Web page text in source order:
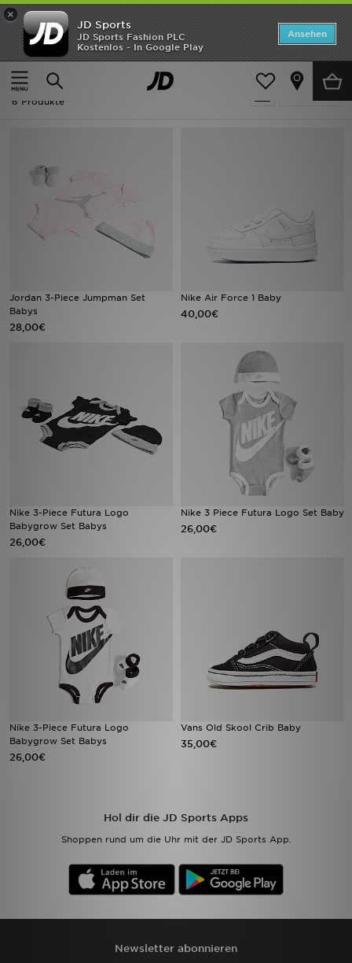
×
JD Sports
JD Sports Fashion PLC
Kostenlos - In Google Play
Ansehen
Startseite
Infant Soft Sole Shoes
verfeinern
Infant Soft Sole Shoes
6 Produkte
Jordan 3-Piece Jumpman Set
Babys
28,00€
Nike Air Force 1 Baby
40,00€
Nike 3-Piece Futura Logo
Babygrow Set Babys
26,00€
Nike 3 Piece Futura Logo Set Baby
26,00€
Nike 3-Piece Futura Logo
Babygrow Set Babys
26,00€
Vans Old Skool Crib Baby
35,00€
Hol dir die JD Sports Apps
Shoppen rund um die Uhr mit der JD Sports App.
Newsletter abonnieren
Startseite
ANGEBOTE
Marken
Herren
Damen
Kinder
JD Exklusives
Lade Die APP
Mein JD
Meine Nachrichten
Bestellverfolgung
Hilfe & Kontakt
Trending Styles